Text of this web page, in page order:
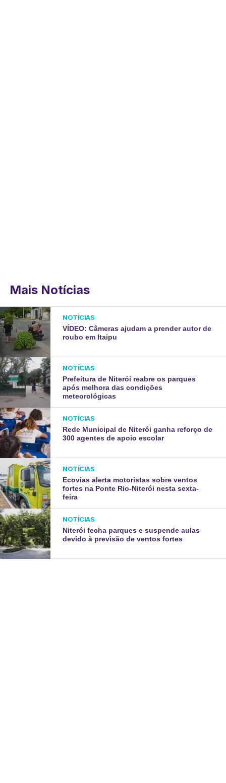
Mais Notícias
NOTÍCIAS
VÍDEO: Câmeras ajudam a prender autor de
roubo em Itaipu
NOTÍCIAS
Prefeitura de Niterói reabre os parques
após melhora das condições
meteorológicas
NOTÍCIAS
Rede Municipal de Niterói ganha reforço de
300 agentes de apoio escolar
NOTÍCIAS
Ecovias alerta motoristas sobre ventos
fortes na Ponte Rio-Niterói nesta sexta-
feira
NOTÍCIAS
Niterói fecha parques e suspende aulas
devido à previsão de ventos fortes